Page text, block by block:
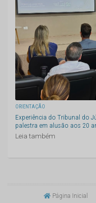
ORIENTAÇÃO
Experiência do Tribunal do
palestra em alusão aos 20
Leia também
Página Inicial